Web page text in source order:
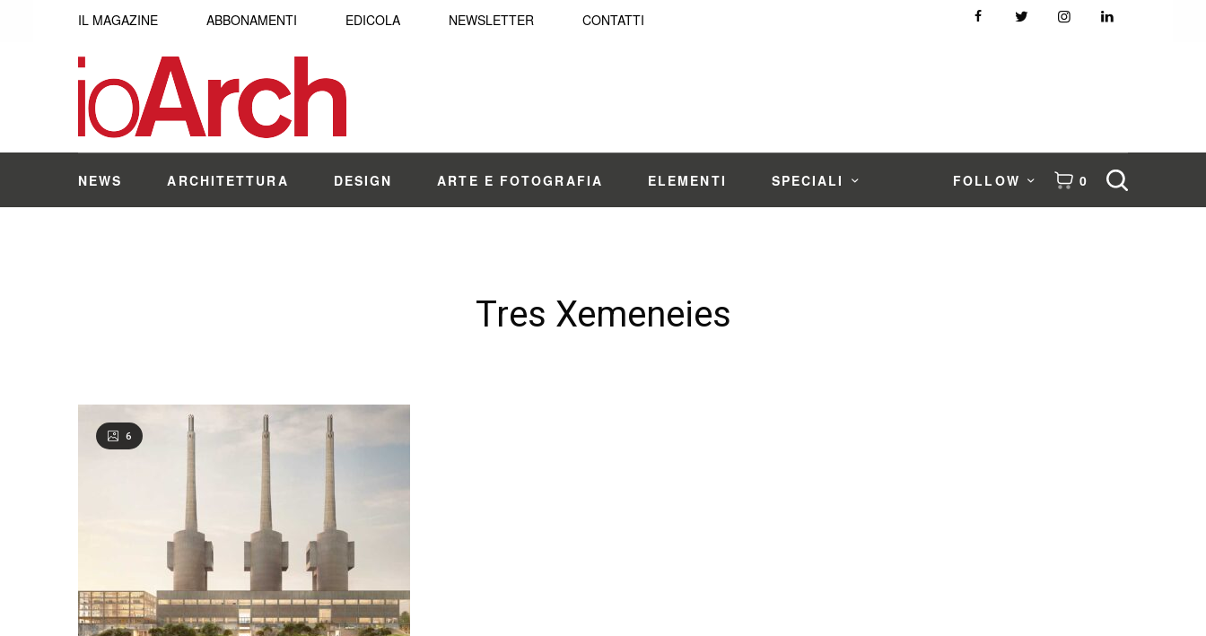
IL MAGAZINE ABBONAMENTI EDICOLA NEWSLETTER CONTATTI
NEWS ARCHITETTURA DESIGN ARTE E FOTOGRAFIA ELEMENTI SPECIALI FOLLOW 0
Tres Xemeneies
6